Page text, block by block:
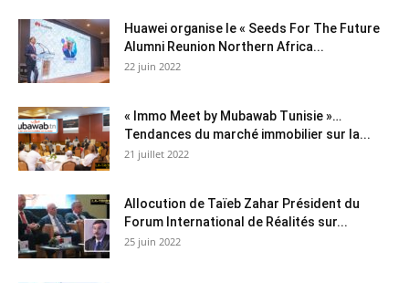
Huawei organise le « Seeds For The Future
Alumni Reunion Northern Africa...
22 juin 2022
« Immo Meet by Mubawab Tunisie »…
Tendances du marché immobilier sur la...
21 juillet 2022
Allocution de Taïeb Zahar Président du
Forum International de Réalités sur...
25 juin 2022